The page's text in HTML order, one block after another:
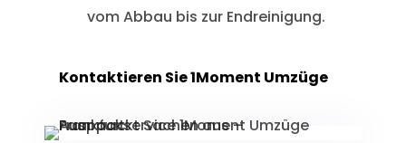
vom Abbau bis zur Endreinigung.
Kontaktieren Sie 1Moment Umzüge